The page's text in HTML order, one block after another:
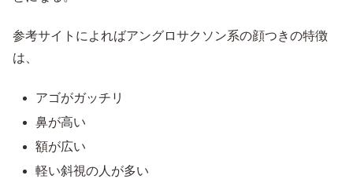
参考サイトによればアングロサクソン系の顔つきの特徴
は、
アゴがガッチリ
鼻が高い
額が広い
軽い斜視の人が多い